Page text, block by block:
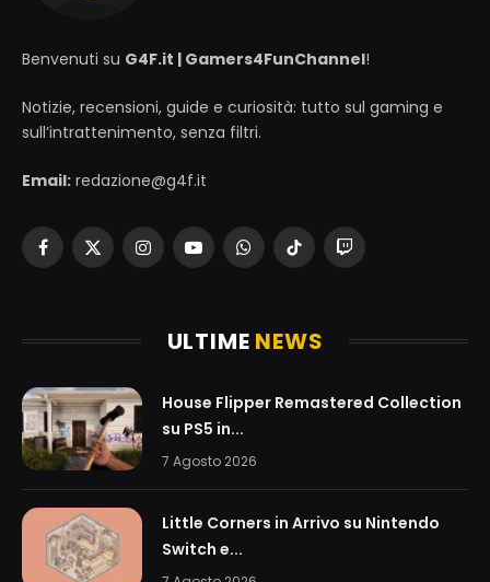
Benvenuti su G4F.it | Gamers4FunChannel!
Notizie, recensioni, guide e curiosità: tutto sul gaming e
sull’intrattenimento, senza filtri.
Email: redazione@g4f.it
Facebook
X
InstagramYouTubeWhatsAppTikTokTwitch
ULTIME NEWS
House Flipper Remastered Collection
su PS5 in...
7 Agosto 2026
Little Corners in Arrivo su Nintendo
Switch e...